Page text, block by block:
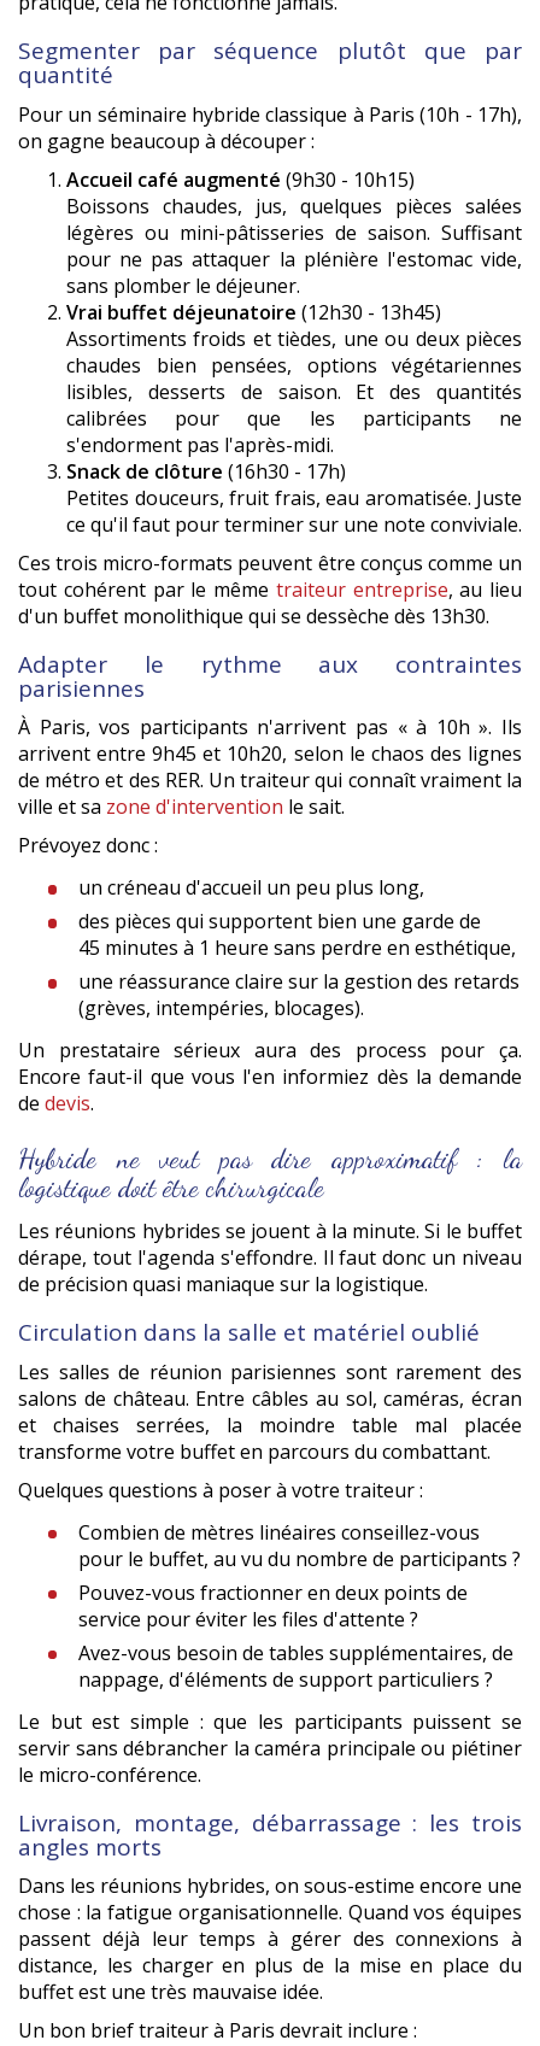
Segmenter par séquence plutôt que par
quantité
Pour un séminaire hybride classique à Paris (10h - 17h),
on gagne beaucoup à découper :
Accueil café augmenté (9h30 - 10h15)
Boissons chaudes, jus, quelques pièces salées
légères ou mini-pâtisseries de saison. Suffisant
pour ne pas attaquer la plénière l'estomac vide,
sans plomber le déjeuner.
Vrai buffet déjeunatoire (12h30 - 13h45)
Assortiments froids et tièdes, une ou deux pièces
chaudes bien pensées, options végétariennes
lisibles, desserts de saison. Et des quantités
calibrées pour que les participants ne
s'endorment pas l'après-midi.
Snack de clôture (16h30 - 17h)
Petites douceurs, fruit frais, eau aromatisée. Juste
ce qu'il faut pour terminer sur une note conviviale.
Ces trois micro-formats peuvent être conçus comme un
tout cohérent par le même traiteur entreprise, au lieu
d'un buffet monolithique qui se dessèche dès 13h30.
Adapter le rythme aux contraintes
parisiennes
À Paris, vos participants n'arrivent pas « à 10h ». Ils
arrivent entre 9h45 et 10h20, selon le chaos des lignes
de métro et des RER. Un traiteur qui connaît vraiment la
ville et sa zone d'intervention le sait.
Prévoyez donc :
un créneau d'accueil un peu plus long,
des pièces qui supportent bien une garde de
45 minutes à 1 heure sans perdre en esthétique,
une réassurance claire sur la gestion des retards
(grèves, intempéries, blocages).
Un prestataire sérieux aura des process pour ça.
Encore faut-il que vous l'en informiez dès la demande
de devis.
Hybride ne veut pas dire approximatif : la
logistique doit être chirurgicale
Les réunions hybrides se jouent à la minute. Si le buffet
dérape, tout l'agenda s'effondre. Il faut donc un niveau
de précision quasi maniaque sur la logistique.
Circulation dans la salle et matériel oublié
Les salles de réunion parisiennes sont rarement des
salons de château. Entre câbles au sol, caméras, écran
et chaises serrées, la moindre table mal placée
transforme votre buffet en parcours du combattant.
Quelques questions à poser à votre traiteur :
Combien de mètres linéaires conseillez-vous
pour le buffet, au vu du nombre de participants ?
Pouvez-vous fractionner en deux points de
service pour éviter les files d'attente ?
Avez-vous besoin de tables supplémentaires, de
nappage, d'éléments de support particuliers ?
Le but est simple : que les participants puissent se
servir sans débrancher la caméra principale ou piétiner
le micro-conférence.
Livraison, montage, débarrassage : les trois
angles morts
Dans les réunions hybrides, on sous-estime encore une
chose : la fatigue organisationnelle. Quand vos équipes
passent déjà leur temps à gérer des connexions à
distance, les charger en plus de la mise en place du
buffet est une très mauvaise idée.
Un bon brief traiteur à Paris devrait inclure :